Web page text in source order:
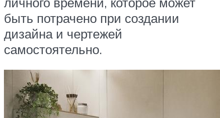
быть потрачено при создании
дизайна и чертежей
самостоятельно.